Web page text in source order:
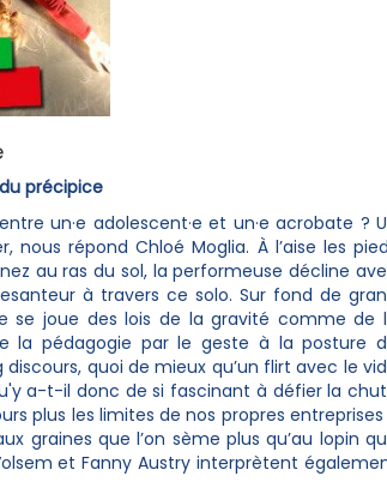
précipice
un·e adolescent·e et un·e acrobate ?
nous répond Chloé Moglia. À l’aise les
au ras du sol, la performeuse décline
à travers ce solo. Sur fond de
se joue des lois de la gravité comme de
la pédagogie par le geste à la posture
discours, quoi de mieux qu’un flirt avec le
a-t-il donc de si fascinant à défier la
plus les limites de nos propres entreprises
graines que l’on sème plus qu’au lopin
et Fanny Austry interprètent